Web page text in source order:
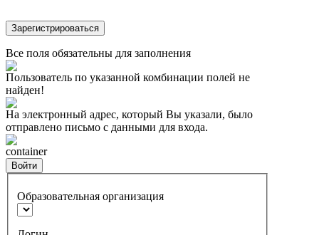
Зарегистрироваться
Все поля обязательны для заполнения
Пользователь по указанной комбинации полей не
найден!
На электронный адрес, который Вы указали, было
отправлено письмо с данными для входа.
container
Войти
Образовательная организация